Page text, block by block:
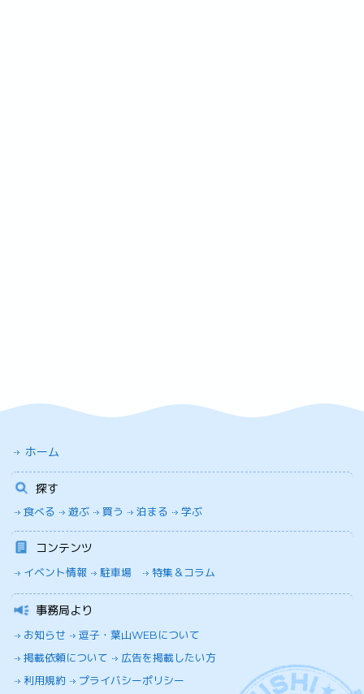
ホーム
探す
食べる 遊ぶ 買う 泊まる 学ぶ
コンテンツ
イベント情報 駐車場 特集＆コラム
事務局より
お知らせ
逗子・葉山WEBについて
掲載依頼について
広告を掲載したい方
利用規約
プライバシーポリシー